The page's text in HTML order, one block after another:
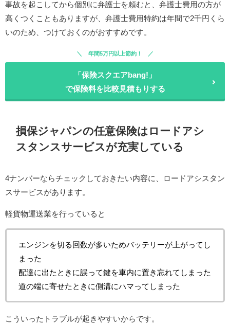
事故を起こしてから個別に弁護士を頼むと、弁護士費用の方が
高くつくこともありますが、弁護士費用特約は年間で2千円くら
いのため、つけておくのがおすすめです。
年間5万円以上節約！
「保険スクエアbang!」
で保険料を比較見積もりする
損保ジャパンの任意保険はロードアシ
スタンスサービスが充実している
4ナンバーならチェックしておきたい内容に、ロードアシスタン
スサービスがあります。
軽貨物運送業を行っていると
エンジンを切る回数が多いためバッテリーが上がってし
まった
配達に出たときに誤って鍵を車内に置き忘れてしまった
道の端に寄せたときに側溝にハマってしまった
こういったトラブルが起きやすいからです。